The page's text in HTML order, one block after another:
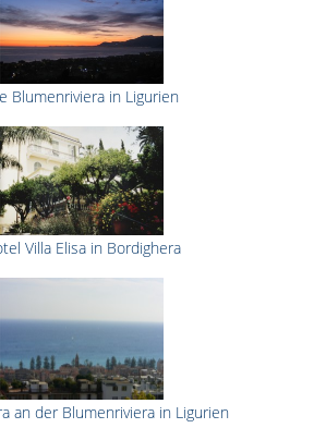
Blumenriviera in Ligurien
Villa Elisa in Bordighera
an der Blumenriviera in Ligurien